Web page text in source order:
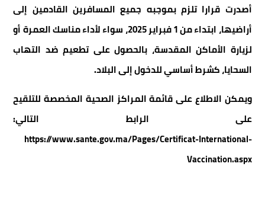
أصدرت قرارا تلزم بموجبه جميع المسافرين القادمين إلى
أراضيها، ابتداء من 1 فبراير 2025، سواء لأداء مناسك العمرة أو
لزيارة الأماكن المقدسة، بالحصول على تطعيم ضد التهاب
السحايا، كشرط أساسي للدخول إلى البلاد.
ويمكن الاطلاع على قائمة المراكز الصحية المخصصة للتلقيح
على الرابط التالي:
https://www.sante.gov.ma/Pages/Certificat-International-
Vaccination.aspx